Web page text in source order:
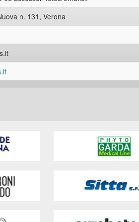
n. 131, Verona